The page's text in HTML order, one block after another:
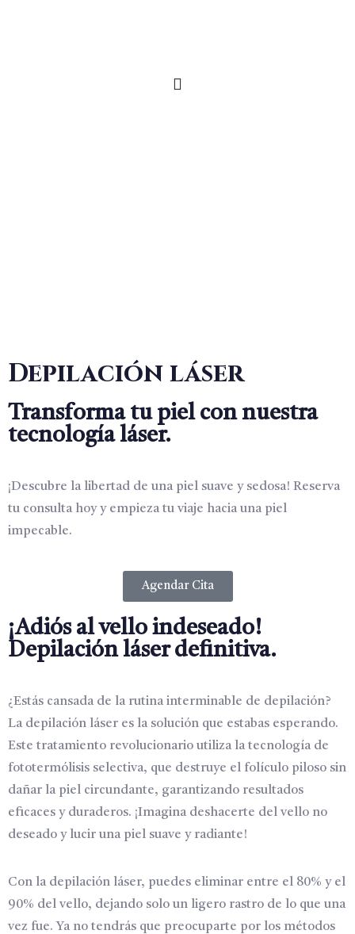
Depilación láser
Transforma tu piel con nuestra
tecnología láser.
¡Descubre la libertad de una piel suave y sedosa! Reserva
tu consulta hoy y empieza tu viaje hacia una piel
impecable.
Agendar Cita
¡Adiós al vello indeseado!
Depilación láser definitiva.
¿Estás cansada de la rutina interminable de depilación?
La depilación láser es la solución que estabas esperando.
Este tratamiento revolucionario utiliza la tecnología de
fototermólisis selectiva, que destruye el folículo piloso sin
dañar la piel circundante, garantizando resultados
eficaces y duraderos. ¡Imagina deshacerte del vello no
deseado y lucir una piel suave y radiante!
Con la depilación láser, puedes eliminar entre el 80% y el
90% del vello, dejando solo un ligero rastro de lo que una
vez fue. Ya no tendrás que preocuparte por los métodos